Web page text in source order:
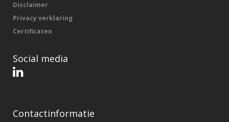
Disclaimer
Privacy verklaring
Certificaten
Social media
Contactinformatie